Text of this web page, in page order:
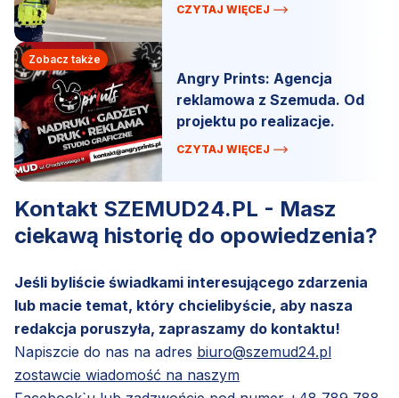
CZYTAJ WIĘCEJ
Zobacz także
Angry Prints: Agencja
reklamowa z Szemuda. Od
projektu po realizacje.
CZYTAJ WIĘCEJ
Kontakt SZEMUD24.PL - Masz
ciekawą historię do opowiedzenia?
Jeśli byliście świadkami interesującego zdarzenia
lub macie temat, który chcielibyście, aby nasza
redakcja poruszyła, zapraszamy do kontaktu!
Napiszcie do nas na adres biuro@szemud24.pl
zostawcie wiadomość na naszym